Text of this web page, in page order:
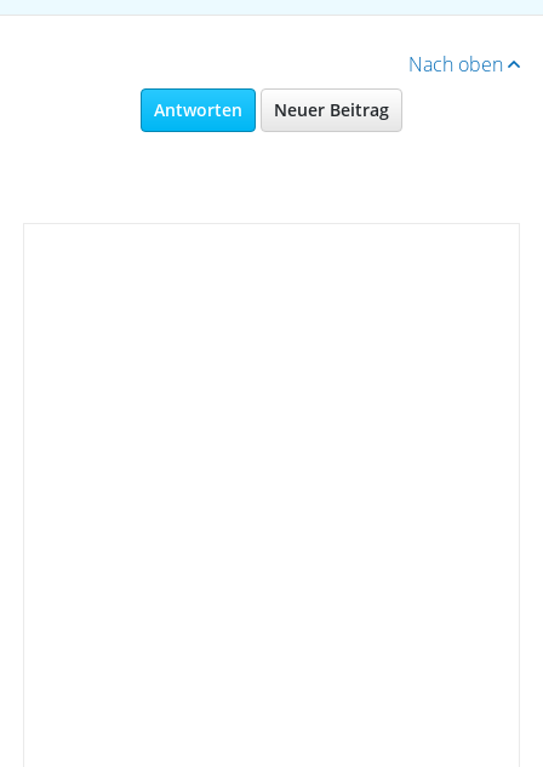
Nach oben
Antworten Neuer Beitrag